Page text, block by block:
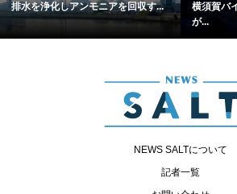
排水を浄化しアンモニアを回収す...
横須賀バ
が...
NEWS SALTについて
記者一覧